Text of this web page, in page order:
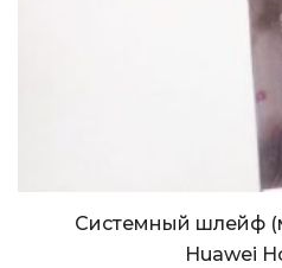
Системный шлейф
Huawei